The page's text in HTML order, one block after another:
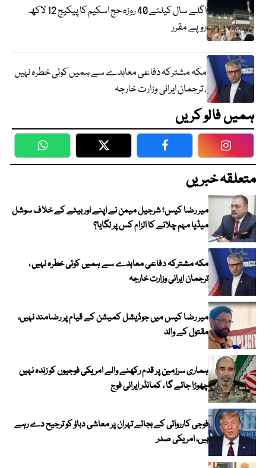
اگلے سال کیلئے 40 روزہ حج اسکیم کا پیکیج 12 لاکھ
روپے مقرر
مکہ مشترکہ دفاعی معاہدے سے ہمیں کوئی خطرہ نہیں
، ترجمان ایرانی وزارت خارجہ
ہمیں فالو کریں
WhatsApp Twitter Facebook
متعلقہ خبریں
میر رضا کیس؛ شرجیل میمن نے اپنے اور بیٹے کے خلاف سوشل
میڈیا مہم چلانے کا الزام کس پر لگایا؟
مکہ مشترکہ دفاعی معاہدے سے ہمیں کوئی خطرہ نہیں ،
ترجمان ایرانی وزارت خارجہ
میر رضا کیس میں جوڈیشل کمیشن کے قیام پر رضامند نہیں،
مقتول کے والد
ہماری سرزمین پر قدم رکھنے والے امریکی فوجیوں کو زندہ نہیں
چھوڑا جائے گا ، کمانڈر ایرانی فوج
فوجی کارروائی کے بجائے تہران پر معاشی دباؤ کو ترجیح دے رہے
ہیں، امریکی صدر